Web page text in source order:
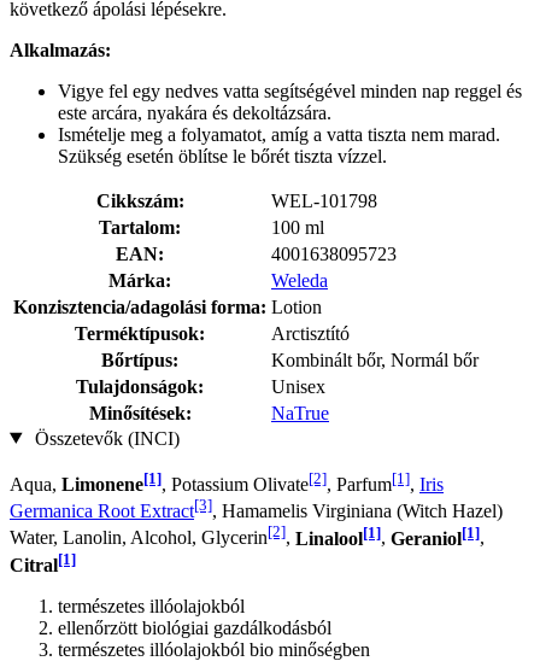
következő ápolási lépésekre.
Alkalmazás:
Vigye fel egy nedves vatta segítségével minden nap reggel és
este arcára, nyakára és dekoltázsára.
Ismételje meg a folyamatot, amíg a vatta tiszta nem marad.
Szükség esetén öblítse le bőrét tiszta vízzel.
Cikkszám:
WEL-101798
Tartalom:
100 ml
EAN:
4001638095723
Márka:
Weleda
Konzisztencia/adagolási forma: Lotion
Terméktípusok:
Arctisztító
Bőrtípus:
Kombinált bőr, Normál bőr
Tulajdonságok:
Unisex
Minősítések:
NaTrue
Összetevők (INCI)
Aqua, Limonene[1], Potassium Olivate[2], Parfum[1], Iris
Germanica Root Extract[3], Hamamelis Virginiana (Witch Hazel)
Water, Lanolin, Alcohol, Glycerin[2], Linalool[1], Geraniol[1],
Citral[1]
természetes illóolajokból
ellenőrzött biológiai gazdálkodásból
természetes illóolajokból bio minőségben